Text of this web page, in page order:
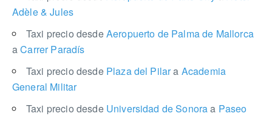
Adèle & Jules
Taxi precio desdeAeropuerto de Palma de Mallorca
aCarrer Paradís
Taxi precio desde Plaza del Pilara Academia
General Militar
Taxi precio desde Universidad de Sonoraa Paseo